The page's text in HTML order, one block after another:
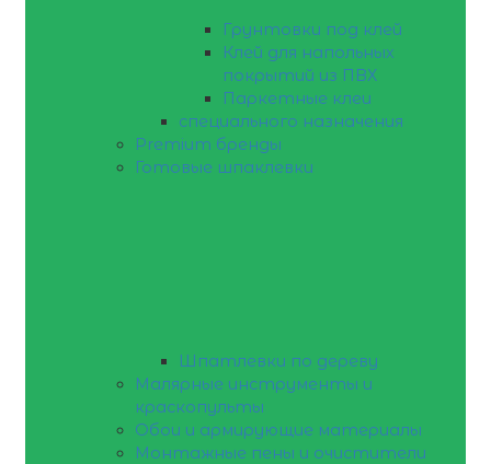
Грунтовки под клей
Клей для напольных
покрытий из ПВХ
Паркетные клеи
специального назначения
Premium бренды
Готовые шпаклевки
Шпатлевки по дереву
Малярные инструменты и
краскопульты
Обои и армирующие материалы
Монтажные пены и очистители